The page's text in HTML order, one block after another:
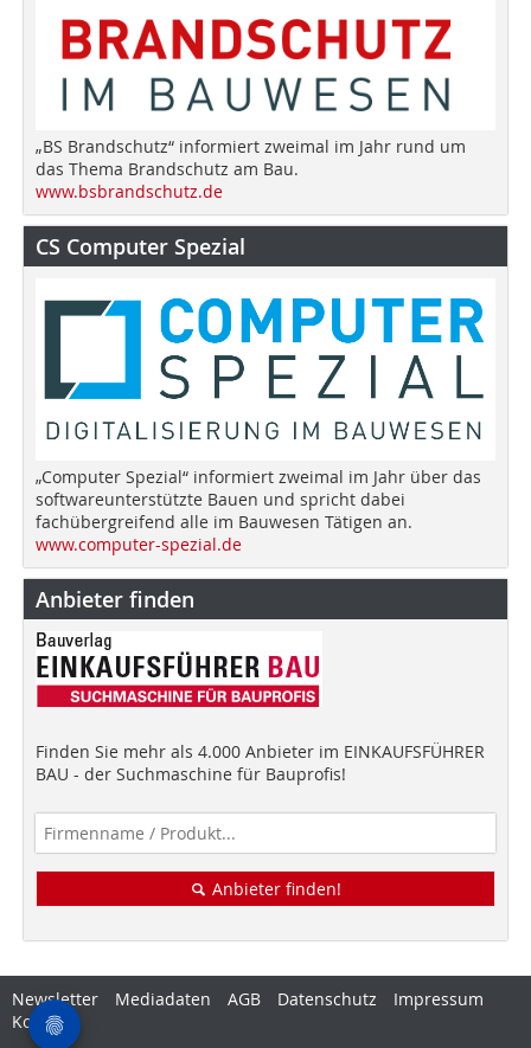
„BS Brandschutz“ informiert zweimal im Jahr rund um
das Thema Brandschutz am Bau.
www.bsbrandschutz.de
CS Computer Spezial
„Computer Spezial“ informiert zweimal im Jahr über das
softwareunterstützte Bauen und spricht dabei
fachübergreifend alle im Bauwesen Tätigen an.
www.computer-spezial.de
Anbieter finden
Finden Sie mehr als 4.000 Anbieter im EINKAUFSFÜHRER
BAU - der Suchmaschine für Bauprofis!
Anbieter finden!
Newsletter Mediadaten AGB Datenschutz
Impressum
Kontakt